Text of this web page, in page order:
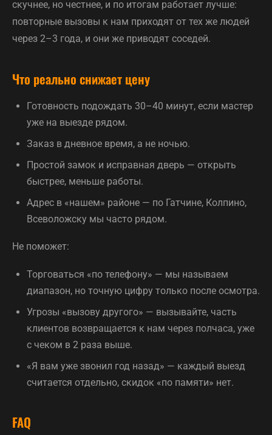
скучнее, но честнее, и по итогам работает лучше:
повторные вызовы к нам приходят от тех же людей
через 2–3 года, и они же приводят соседей.
Что реально снижает цену
Готовность подождать 30–40 минут, если мастер
уже на выезде рядом.
Заказ в дневное время, а не ночью.
Простой замок и исправная дверь — открыть
быстрее, меньше работы.
Адрес в «нашем» районе — по Гатчине, Колпино,
Всеволожску мы часто рядом.
Не поможет:
Торговаться «по телефону» — мы называем
диапазон, но точную цифру только после осмотра.
Угрозы «вызову другого» — вызывайте, часть
клиентов возвращается к нам через полчаса, уже
с чеком в 2 раза выше.
«Я вам уже звонил год назад» — каждый выезд
считается отдельно, скидок «по памяти» нет.
FAQ